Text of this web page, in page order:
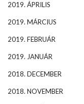
2019. ÁPRILIS
2019. MÁRCIUS
2019. FEBRUÁR
2019. JANUÁR
2018. DECEMBER
2018. NOVEMBER